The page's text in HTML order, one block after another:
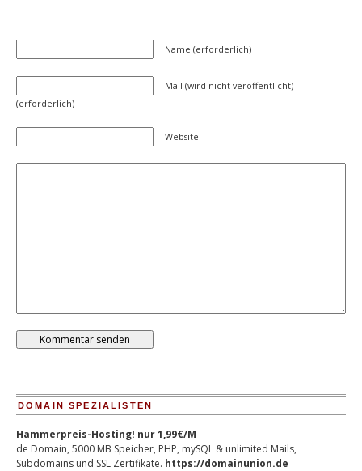
Name (erforderlich)
Mail (wird nicht veröffentlicht)
(erforderlich)
Website
DOMAIN SPEZIALISTEN
Hammerpreis-Hosting! nur 1,99€/M
de Domain, 5000 MB Speicher, PHP, mySQL & unlimited Mails,
Subdomains und SSL Zertifikate. https://domainunion.de